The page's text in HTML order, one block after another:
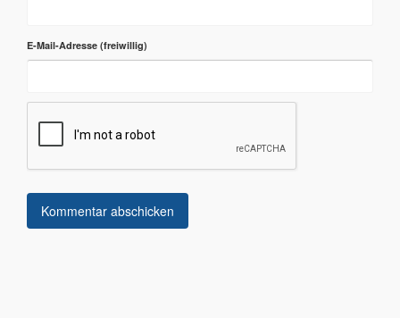
E-Mail-Adresse